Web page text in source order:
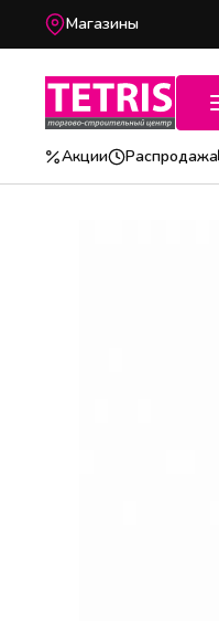
Магазины
Акции
Распродажа